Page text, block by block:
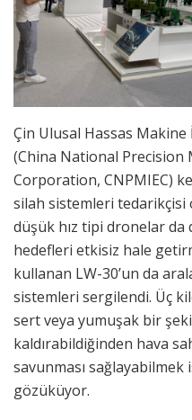
Çin Ulusal Hassas
(China National
Corporation, CNPMIEC)
silah sistemleri tedarikçisi
düşük hız tipi dronelar
hedefleri etkisiz hale
kullanan LW-30’un da
sistemleri sergilendi. Üç
sert veya yumuşak bir
kaldırabildiğinden hava
savunması
gözüküyor.